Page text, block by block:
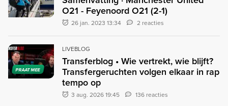
O21 - Feyenoord O21 (2-1)
26 jan. 2023 13:34 2 reacties
PRAAT MEE
LIVEBLOG
Transferblog • Wie vertrekt, wie blijft?
Transfergeruchten volgen elkaar in rap
tempo op
3 aug. 2026 19:45 136 reacties